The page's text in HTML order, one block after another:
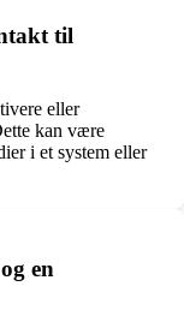
til
eller
kan være
i et system eller
en